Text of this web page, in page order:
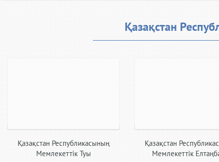
Қазақстан
Қазақстан Республикасының
Мемлекеттiк Туы
Қазақстан
Мемлекеттiк